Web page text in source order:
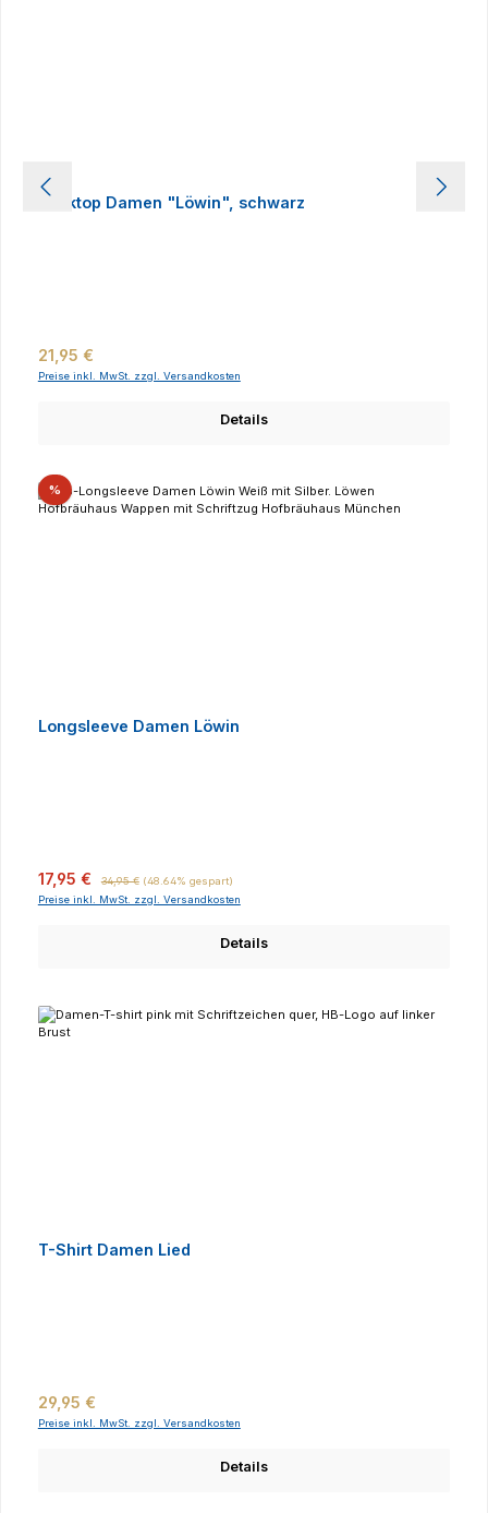
Tanktop Damen "Löwin", schwarz
Regulärer Preis:
21,95 €
Preise inkl. MwSt. zzgl. Versandkosten
Details
%Rabatt
Longsleeve Damen Löwin
Verkaufspreis:
17,95 € 34,95 € (48.64% gespart)
Preise inkl. MwSt. zzgl. Versandkosten
Details
T-Shirt Damen Lied
Regulärer Preis:
29,95 €
Preise inkl. MwSt. zzgl. Versandkosten
Details